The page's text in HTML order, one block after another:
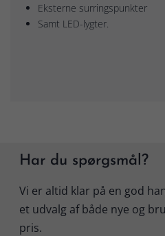
Eksterne surringspunkter
Samt LED-lygter.
Har du spørgsmål?
Vi er altid klar på en god
et udvalg af både nye og
pris.